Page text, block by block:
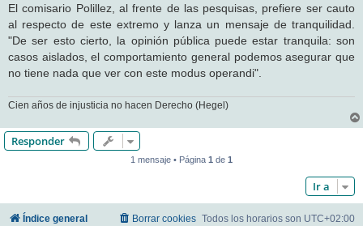
El comisario Polillez, al frente de las pesquisas, prefiere ser cauto
al respecto de este extremo y lanza un mensaje de tranquilidad.
"De ser esto cierto, la opinión pública puede estar tranquila: son
casos aislados, el comportamiento general podemos asegurar que
no tiene nada que ver con este modus operandi".
Cien años de injusticia no hacen Derecho (Hegel)
Responder
1 mensaje • Página 1 de 1
Ir a
Índice general Todos los horarios son UTC+02:00
Borrar cookies